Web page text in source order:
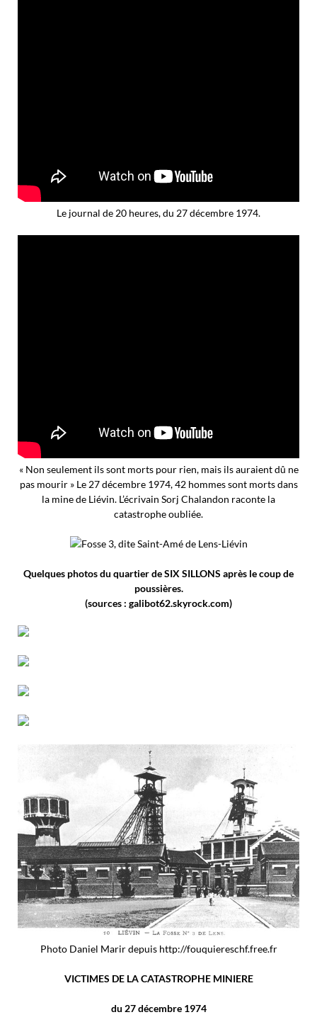
Le journal de 20 heures, du 27 décembre 1974.
« Non seulement ils sont morts pour rien, mais ils auraient dû ne
pas mourir » Le 27 décembre 1974, 42 hommes sont morts dans
la mine de Liévin. L’écrivain Sorj Chalandon raconte la
catastrophe oubliée.
Fosse 3, dite Saint-Amé de Lens-Liévin
Quelques photos du quartier de SIX SILLONS après le coup de
poussières.
(sources : galibot62.skyrock.com)
Photo Daniel Marir depuis http://fouquiereschf.free.fr
VICTIMES DE LA CATASTROPHE MINIERE
du 27 décembre 1974